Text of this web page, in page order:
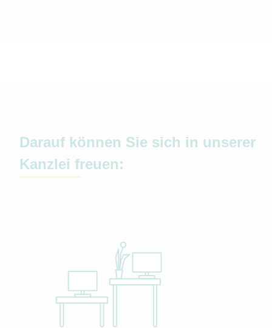
Darauf können Sie sich in unserer
Kanzlei freuen: